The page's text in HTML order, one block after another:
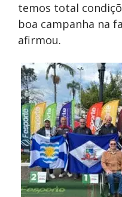
temos total
boa campanha na
afirmou.